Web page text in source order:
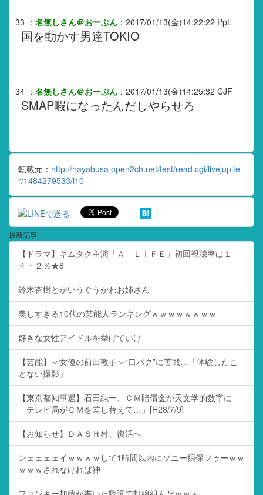
33 ： 名無しさん＠おーぷん ： 2017/01/13(金)14:22:22 PpL
国を動かす男達TOKIO
34 ： 名無しさん＠おーぷん ： 2017/01/13(金)14:25:32 CJF
SMAP暇になったんだしやらせろ
転載元： http://hayabusa.open2ch.net/test/read.cgi/livejupite
r/1484279533/l10
最新記事
【ドラマ】キムタク主演「Ａ ＬＩＦＥ」初回視聴率は１
４・２％★8
鈴木杏樹とかいうぐうかわお姉さん
美しすぎる10代の芸能人ランキングｗｗｗｗｗｗｗｗ
好きな女性アイドルを挙げていけ
【芸能】＜女優の前田敦子＞“口パク”に苦戦…「体験したこ
とない撮影」
【東京都知事選】石田純一、ＣＭ賠償金が天文学的数字に
「テレビ局がＣＭを差し替えて…」[H28/7/9]
【お知らせ】ＤＡＳＨ村、復活へ
ンェェェェイｗｗｗｗして1時間以内にソニー損保フゥーｗｗ
ｗｗｗされなければ神